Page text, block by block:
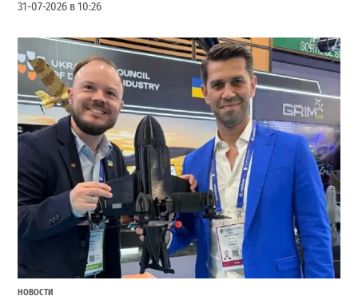
31-07-2026 в 10:26
НОВОСТИ